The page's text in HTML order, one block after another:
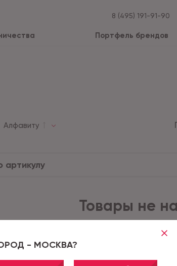
- МОСКВА?
8 (495) 191-91-90
Портфель брендов
Алфавиту
Товары не